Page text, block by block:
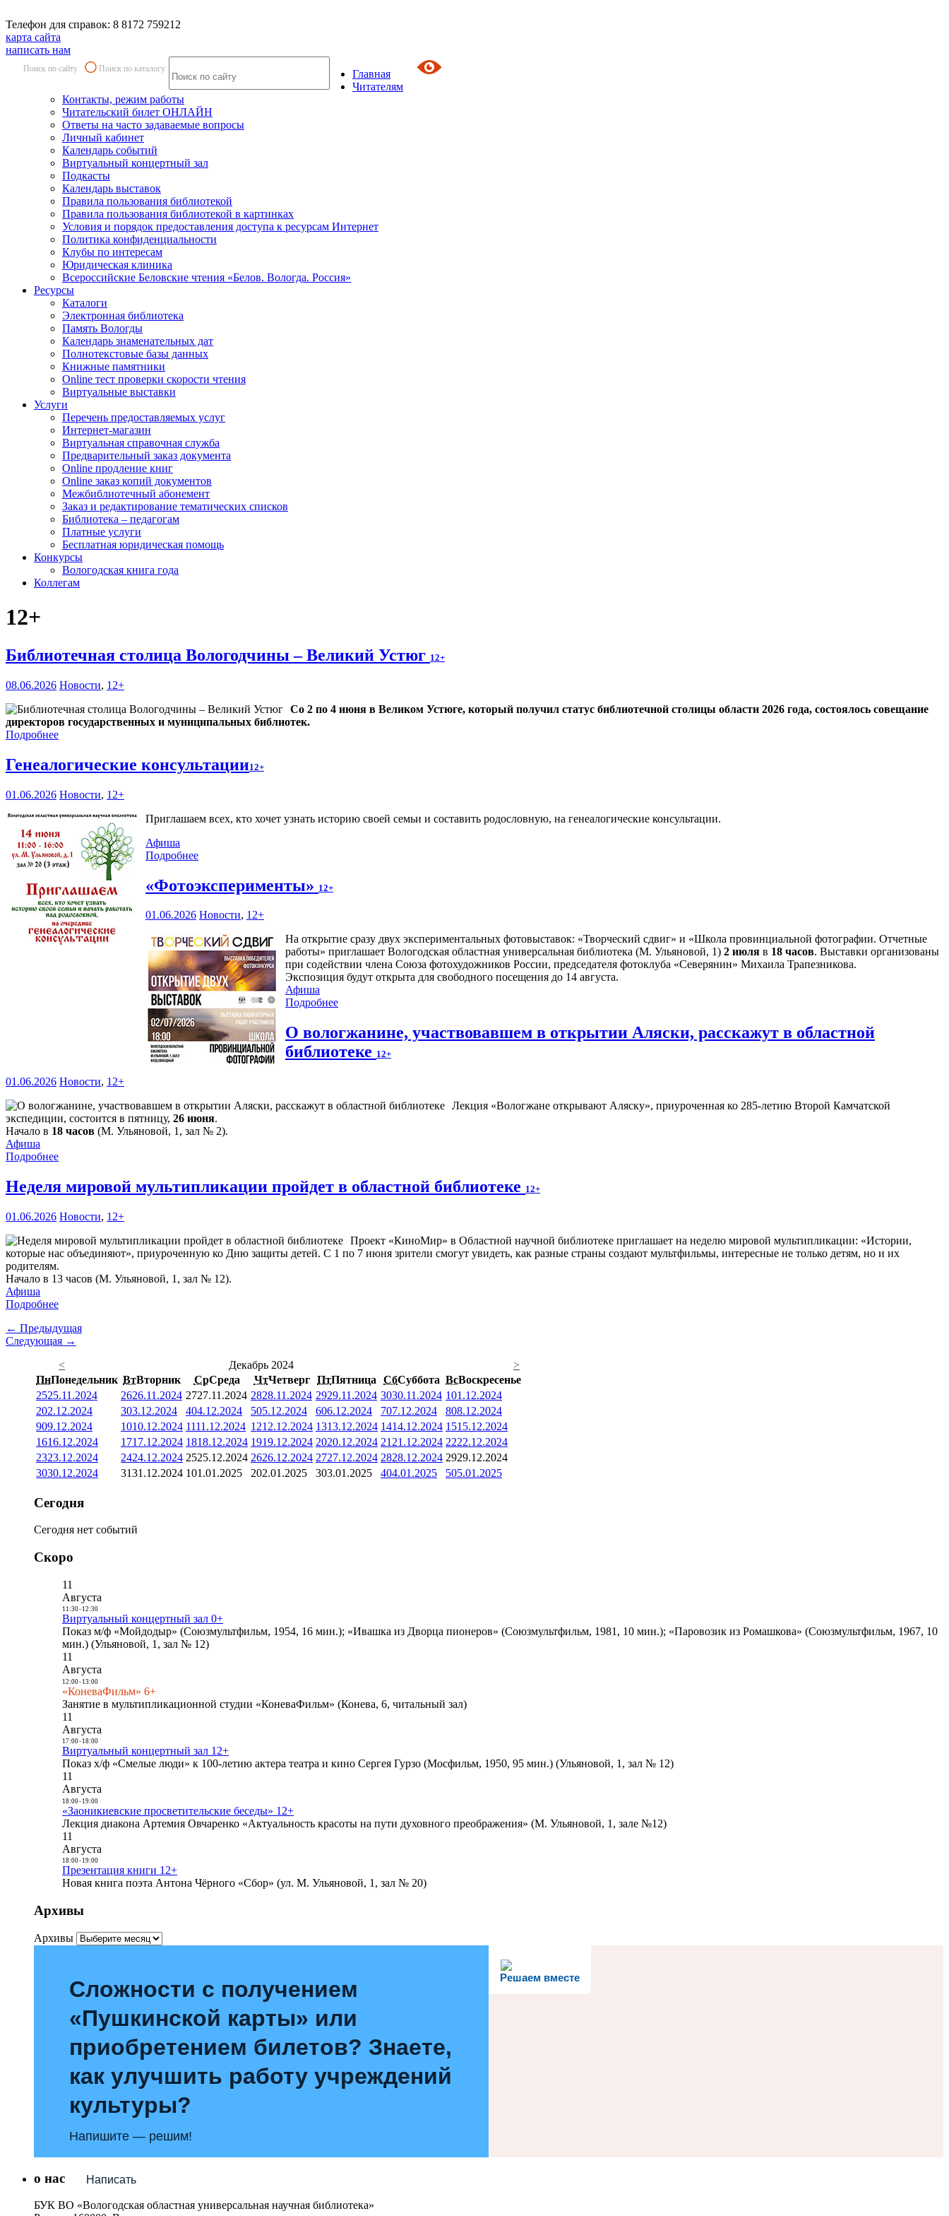
Телефон для справок: 8 8172 759212
карта сайта
написать нам
Поиск по сайту Поиск по каталогу
Главная
Читателям
Контакты, режим работы
Читательский билет ОНЛАЙН
Ответы на часто задаваемые вопросы
Личный кабинет
Календарь событий
Виртуальный концертный зал
Подкасты
Календарь выставок
Правила пользования библиотекой
Правила пользования библиотекой в картинках
Условия и порядок предоставления доступа к ресурсам Интернет
Политика конфиденциальности
Клубы по интересам
Юридическая клиника
Всероссийские Беловские чтения «Белов. Вологда. Россия»
Ресурсы
Каталоги
Электронная библиотека
Память Вологды
Календарь знаменательных дат
Полнотекстовые базы данных
Книжные памятники
Online тест проверки скорости чтения
Виртуальные выставки
Услуги
Перечень предоставляемых услуг
Интернет-магазин
Виртуальная справочная служба
Предварительный заказ документа
Online продление книг
Online заказ копий документов
Межбиблиотечный абонемент
Заказ и редактирование тематических списков
Библиотека – педагогам
Платные услуги
Бесплатная юридическая помощь
Конкурсы
Вологодская книга года
Коллегам
12+
Библиотечная столица Вологодчины – Великий Устюг 12+
08.06.2026 Новости, 12+
Со 2 по 4 июня в Великом Устюге, который получил статус библиотечной столицы области 2026 года, состоялось совещание
директоров государственных и муниципальных библиотек.
Подробнее
Генеалогические консультации12+
01.06.2026 Новости, 12+
Приглашаем всех, кто хочет узнать историю своей семьи и составить родословную, на генеалогические консультации.
Афиша
Подробнее
«Фотоэксперименты» 12+
01.06.2026 Новости, 12+
На открытие сразу двух экспериментальных фотовыставок: «Творческий сдвиг» и «Школа провинциальной фотографии. Отчетные
работы» приглашает Вологодская областная универсальная библиотека (М. Ульяновой, 1) 2 июля в 18 часов. Выставки организованы
при содействии члена Союза фотохудожников России, председателя фотоклуба «Северянин» Михаила Трапезникова.
Экспозиция будут открыта для свободного посещения до 14 августа.
Афиша
Подробнее
О вологжанине, участвовавшем в открытии Аляски, расскажут в областной
библиотеке 12+
01.06.2026 Новости, 12+
Лекция «Вологжане открывают Аляску», приуроченная ко 285-летию Второй Камчатской
экспедиции, состоится в пятницу, 26 июня.
Начало в 18 часов (М. Ульяновой, 1, зал № 2).
Афиша
Подробнее
Неделя мировой мультипликации пройдет в областной библиотеке 12+
01.06.2026 Новости, 12+
Проект «КиноМир» в Областной научной библиотеке приглашает на неделю мировой мультипликации: «Истории,
которые нас объединяют», приуроченную ко Дню защиты детей. С 1 по 7 июня зрители смогут увидеть, как разные страны создают мультфильмы, интересные не только детям, но и их
родителям.
Начало в 13 часов (М. Ульяновой, 1, зал № 12).
Афиша
Подробнее
← Предыдущая
Следующая →
<
Декабрь 2024
>
ПнПонедельник ВтВторник СрСреда ЧтЧетверг ПтПятница СбСуббота ВсВоскресенье
2525.11.2024 2626.11.2024 2727.11.2024 2828.11.2024 2929.11.2024 3030.11.2024 101.12.2024
202.12.2024 303.12.2024 404.12.2024 505.12.2024 606.12.2024 707.12.2024 808.12.2024
909.12.2024 1010.12.2024 1111.12.2024 1212.12.2024 1313.12.2024 1414.12.2024 1515.12.2024
1616.12.2024 1717.12.2024 1818.12.2024 1919.12.2024 2020.12.2024 21 21.12.2024 2222.12.2024
2323.12.2024 2424.12.2024 2525.12.2024 2626.12.2024 2727.12.2024 2828.12.2024 2929.12.2024
3030.12.2024 3131.12.2024 101.01.2025 202.01.2025 303.01.2025 404.01.2025 505.01.2025
Сегодня
Сегодня нет событий
Скоро
11
Августа
11:30- 12:30
Виртуальный концертный зал 0+
Показ м/ф «Мойдодыр» (Союзмультфильм, 1954, 16 мин.); «Ивашка из Дворца пионеров» (Союзмультфильм, 1981, 10 мин.); «Паровозик из Ромашкова» (Союзмультфильм, 1967, 10
мин.) (Ульяновой, 1, зал № 12)
11
Августа
12:00- 13:00
«КоневаФильм» 6+
Занятие в мультипликационной студии «КоневаФильм» (Конева, 6, читальный зал)
11
Августа
17:00- 18:00
Виртуальный концертный зал 12+
Показ х/ф «Смелые люди» к 100-летию актера театра и кино Сергея Гурзо (Мосфильм, 1950, 95 мин.) (Ульяновой, 1, зал № 12)
11
Августа
18:00- 19:00
«Заоникиевские просветительские беседы» 12+
Лекция диакона Артемия Овчаренко «Актуальность красоты на пути духовного преображения» (М. Ульяновой, 1, зале №12)
11
Августа
18:00- 19:00
Презентация книги 12+
Новая книга поэта Антона Чёрного «Сбор» (ул. М. Ульяновой, 1, зал № 20)
Архивы
Архивы
Решаем вместе
Сложности с получением
«Пушкинской карты» или
приобретением билетов? Знаете,
как улучшить работу учреждений
культуры?
Напишите — решим!
Написать
о нас
БУК ВО «Вологодская областная универсальная научная библиотека»